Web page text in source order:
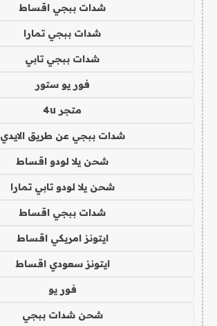
شدات ببجي اقساط
شدات ببجي تمارا
شدات ببجي تابي
فور يو ستور
متجر 4u
شدات ببجي عن طريق الايدي
شحن يلا لودو اقساط
شحن يلا لودو تابي تمارا
شدات ببجي اقساط
ايتونز امريكي اقساط
ايتونز سعودي اقساط
فور يو
شحن شدات ببجي